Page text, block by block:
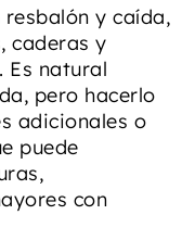
y caída,
caderas y
natural
pero hacerlo
adicionales o
puede
con